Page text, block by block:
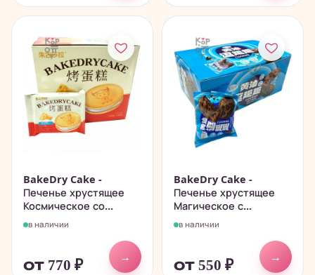
BakeDry Cake -
Печенье хрустящее
Космическое со...
в наличии
от 770 ₽
→
BakeDry Cake -
Печенье хрустящее
Магическое с...
в наличии
от 550 ₽
→